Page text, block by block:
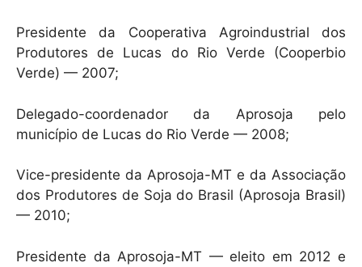
Presidente da Cooperativa Agroindustrial dos
Produtores de Lucas do Rio Verde (Cooperbio
Verde) — 2007;
Delegado-coordenador da Aprosoja pelo
município de Lucas do Rio Verde — 2008;
Vice-presidente da Aprosoja-MT e da Associação
dos Produtores de Soja do Brasil (Aprosoja Brasil)
— 2010;
Presidente da Aprosoja-MT — eleito em 2012 e